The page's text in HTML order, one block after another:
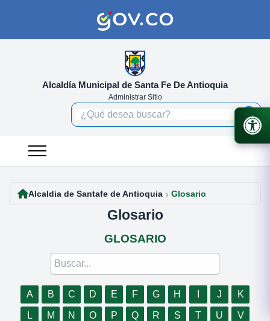
Alcaldía Municipal de Santa Fe De Antioquia
Administrar Sitio
Alcaldia de Santafe de Antioquia Glosario
Glosario
GLOSARIO
A B C D E F G H J K
L M N O P Q R S T U V